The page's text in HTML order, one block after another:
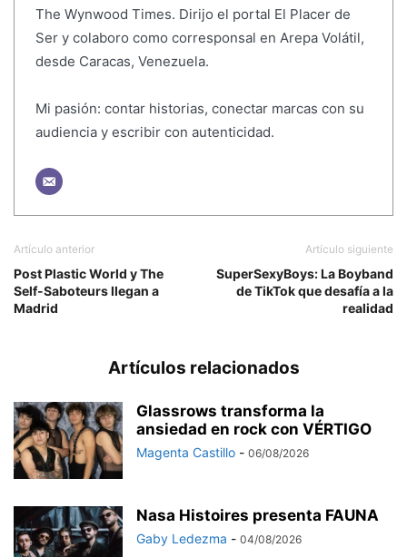
The Wynwood Times. Dirijo el portal El Placer de
Ser y colaboro como corresponsal en Arepa Volátil,
desde Caracas, Venezuela.
Mi pasión: contar historias, conectar marcas con su
audiencia y escribir con autenticidad.
Artículo anterior
Post Plastic World y The
Self-Saboteurs llegan a
Madrid
Artículo siguiente
SuperSexyBoys: La Boyband
de TikTok que desafía a la
realidad
Artículos relacionados
Glassrows transforma la
ansiedad en rock con VÉRTIGO
Magenta Castillo - 06/08/2026
Nasa Histoires presenta FAUNA
Gaby Ledezma - 04/08/2026